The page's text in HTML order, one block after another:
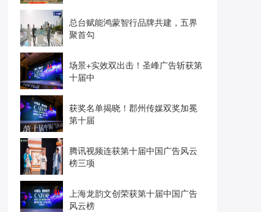
总台赋能鸿蒙智行品牌共建，五界
聚首勾
场景+实效双出击！圣峰广告斩获第
十届中
获奖名单揭晓！郡州传媒双奖加冕
第十届
腾讯视频连获第十届中国广告风云
榜三项
上海龙韵文创荣获第十届中国广告
风云榜